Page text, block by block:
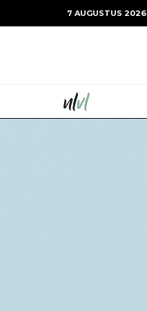
7 AUGUSTUS 2026